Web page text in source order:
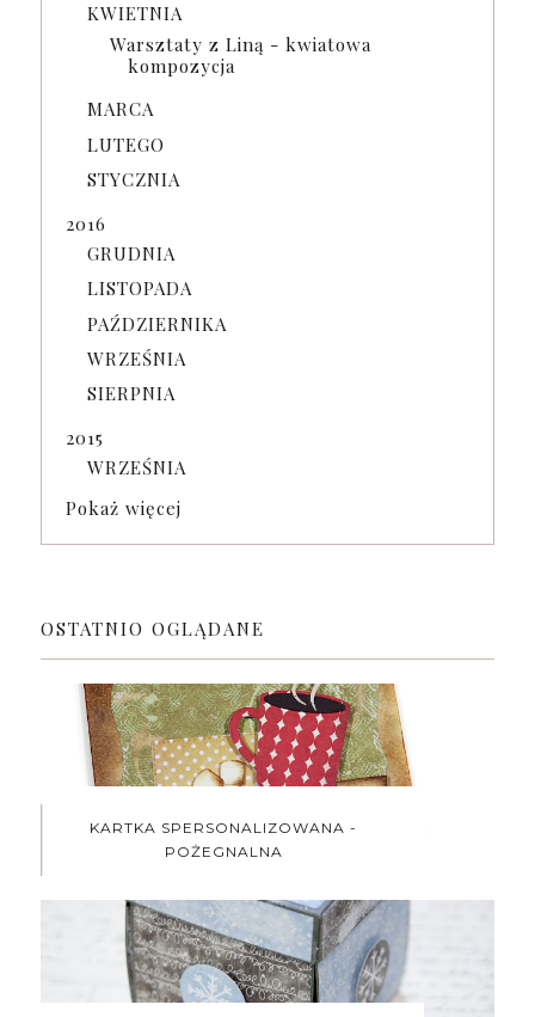
KWIETNIA
Warsztaty z Liną - kwiatowa
kompozycja
MARCA
LUTEGO
STYCZNIA
2016
GRUDNIA
LISTOPADA
PAŹDZIERNIKA
WRZEŚNIA
SIERPNIA
2015
WRZEŚNIA
Pokaż więcej
OSTATNIO OGLĄDANE
KARTKA SPERSONALIZOWANA -
POŻEGNALNA